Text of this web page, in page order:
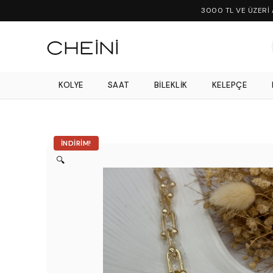
3000 TL VE ÜZERİ
KOLYE SAAT BILEKLIK KELEPÇE
İNDIRIM!
🔍